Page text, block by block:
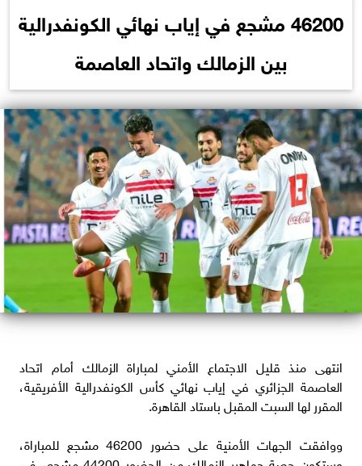
46200 مشجع في إياب نهائي الكونفدرالية
بين الزمالك واتحاد العاصمة
انتهى منذ قليل الاجتماع الأمني لمباراة الزمالك أمام اتحاد
العاصمة الجزائري في إياب نهائي كأس الكونفدرالية الأفريقية،
المقرر لها السبت المقبل باستاد القاهرة.
ووافقت الجهات الأمنية على حضور 46200 مشجع للمباراة،